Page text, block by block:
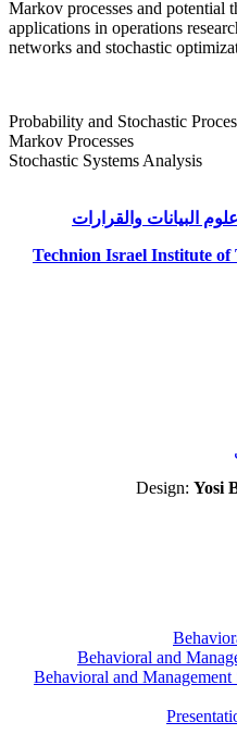
Markov processes and potential
applications in operations
networks and stochastic
Probability and Stochastic
Markov Processes
Stochastic Systems Analysis
البيانات والقرارات
Technion Israel Institute of
Design: Yosi
Behavioral and
Behavioral and